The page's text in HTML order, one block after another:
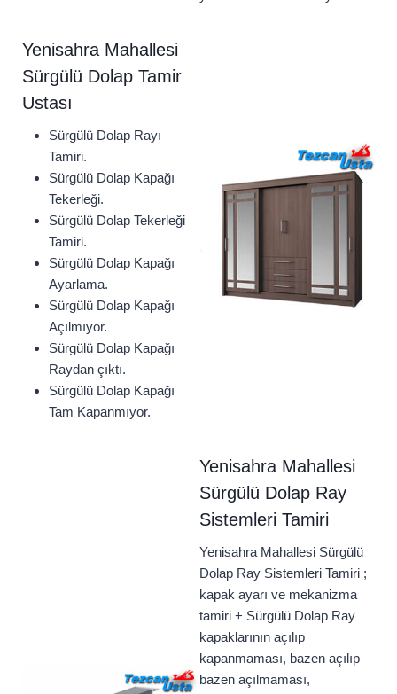
Yenisahra Mahallesi
Sürgülü Dolap Tamir
Ustası
Sürgülü Dolap Rayı
Tamiri.
Sürgülü Dolap Kapağı
Tekerleği.
Sürgülü Dolap Tekerleği
Tamiri.
Sürgülü Dolap Kapağı
Ayarlama.
Sürgülü Dolap Kapağı
Açılmıyor.
Sürgülü Dolap Kapağı
Raydan çıktı.
Sürgülü Dolap Kapağı
Tam Kapanmıyor.
Yenisahra Mahallesi
Sürgülü Dolap Ray
Sistemleri Tamiri
Yenisahra Mahallesi Sürgülü
Dolap Ray Sistemleri Tamiri ;
kapak ayarı ve mekanizma
tamiri + Sürgülü Dolap Ray
kapaklarının açılıp
kapanmaması, bazen açılıp
bazen açılmaması,